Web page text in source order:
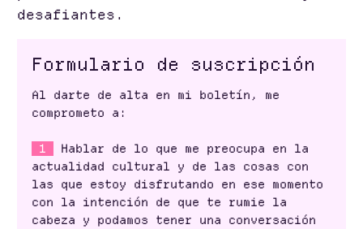
desafiantes.
Formulario de suscripción
Al darte de alta en mi boletín, me
comprometo a:
1
Hablar de lo que me preocupa en la
actualidad cultural y de las cosas con
las que estoy disfrutando en ese momento
con la intención de que te rumie la
cabeza y podamos tener una conversación